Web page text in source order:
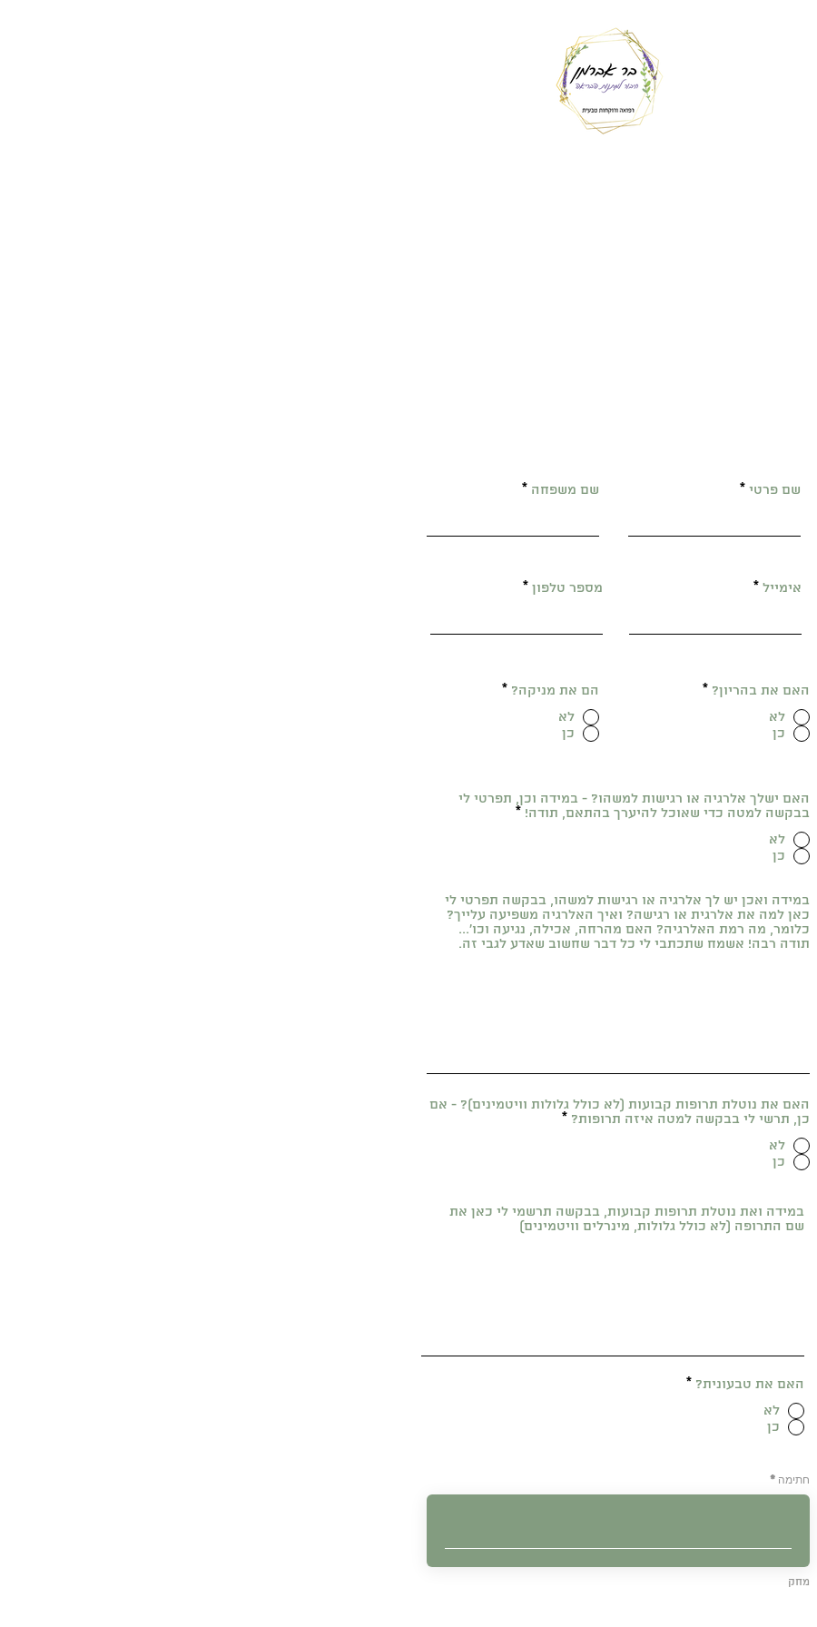
שם משפחה שם פרטי
מספר טלפון אימייל
הם את מניקה? *
לא
כן
האם את בהריון? *
לא
כן
האם ישלך אלרגיה או רגישות למשהו? - במידה וכן, תפרטי לי
בבקשה למטה כדי שאוכל להיערך בהתאם, תודה! *
לא
כן
במידה ואכן יש לך אלרגיה או רגישות למשהו, בבקשה תפרטי לי
כאן למה את אלרגית או רגישה? ואיך האלרגיה משפיעה עלייך?
כלומר, מה רמת האלרגיה? האם מהרחה, אכילה, נגיעה וכו׳...
תודה רבה! אשמח שתכתבי לי כל דבר שחשוב שאדע לגבי זה.
האם את נוטלת תרופות קבועות (לא כולל גלולות וויטמינים)? - אם
כן, תרשי לי בבקשה למטה איזה תרופות? *
לא
כן
במידה ואת נוטלת תרופות קבועות, בבקשה תרשמי לי כאן את
שם התרופה (לא כולל גלולות, מינרלים וויטמינים)
האם את טבעונית? *
לא
כן
חתימה
מחק